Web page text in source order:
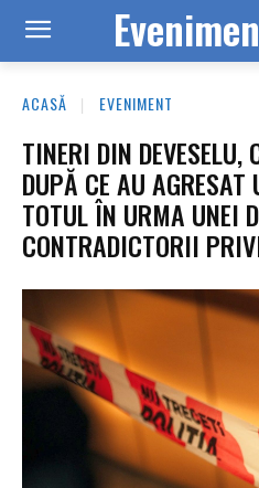
ACASĂ EVENIMENT
TINERI DIN DEVESELU,
DUPĂ CE AU AGRESAT
TOTUL ÎN URMA UNEI
CONTRADICTORII